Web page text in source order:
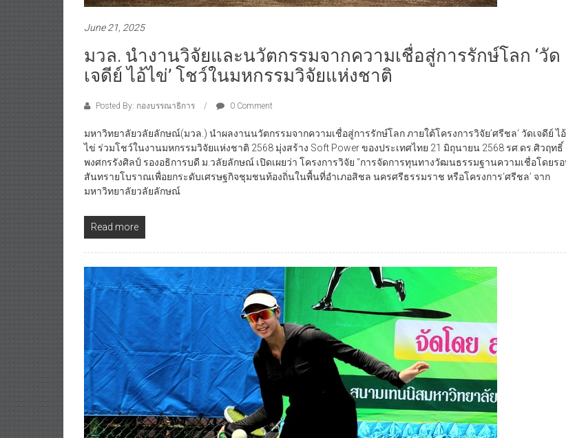
มวล. นำงานวิจัยและนวัตกรรมจากความเชื่อสู่การรักษ์โลก ‘วัด
เจดีย์ ไอ้ไข่’ โชว์ในมหกรรมวิจัยแห่งชาติ
มหาวิทยาลัยวลัยลักษณ์(มวล.) นำผลงานนวัตกรรมจากความเชื่อสู่การรักษ์โลก ภายใต้โครงการวิจัย’ศรีชล‘ วัดเจดีย์ ไอ้
ไข่ ร่วมโชว์ในงานมหกรรมวิจัยแห่งชาติ 2568 มุ่งสร้าง Soft Power ของประเทศไทย 21 มิถุนายน 2568 รศ.ดร.ศิวฤทธิ์
พงศกรรังศิลป์ รองอธิการบดี ม.วลัยลักษณ์ เปิดเผยว่า โครงการวิจัย “การจัดการทุนทางวัฒนธรรมฐานความเชื่อโดยรอบ
สันทรายโบราณเพื่อยกระดับเศรษฐกิจชุมชนท้องถิ่นในพื้นที่อำเภอสิชล นครศรีธรรมราช หรือโครงการ‘ศรีชล’ จาก
มหาวิทยาลัยวลัยลักษณ์
Read more